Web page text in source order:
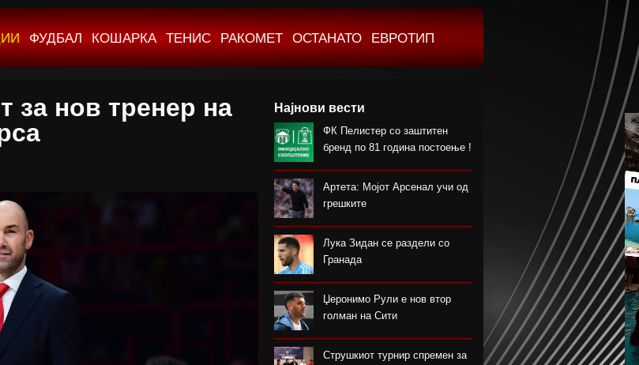
ФУДБАЛ КОШАРКА ТЕНИС РАКОМЕТ ОСТАНАТО ЕВРОТИП
за нов тренер на
Најнови вести
ФК Пелистер со заштитен
бренд по 81 година постоење !
Артета: Мојот Арсенал учи од
грешките
Лука Зидан се раздели со
Гранада
Џеронимо Рули е нов втор
голман на Сити
Струшкиот турнир спремен за